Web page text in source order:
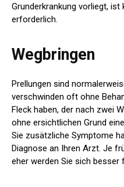
Grunderkrankung vorliegt, ist
erforderlich.
Wegbringen
Prellungen sind
verschwinden oft ohne
Fleck haben, der nach zwei
ohne ersichtlichen Grund
Sie zusätzliche Symptome
Diagnose an Ihren Arzt. Je
eher werden Sie sich besser